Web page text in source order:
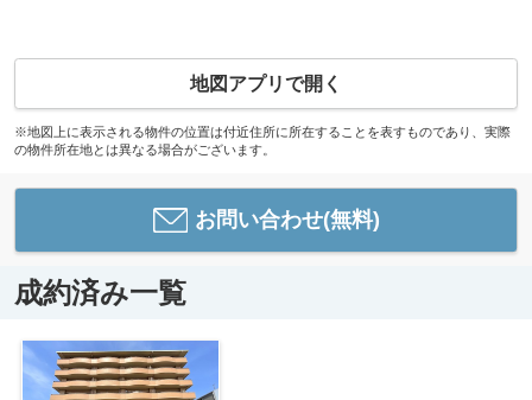
地図アプリで開く
※地図上に表示される物件の位置は付近住所に所在することを表すものであり、実際
の物件所在地とは異なる場合がございます。
お問い合わせ(無料)
成約済み一覧